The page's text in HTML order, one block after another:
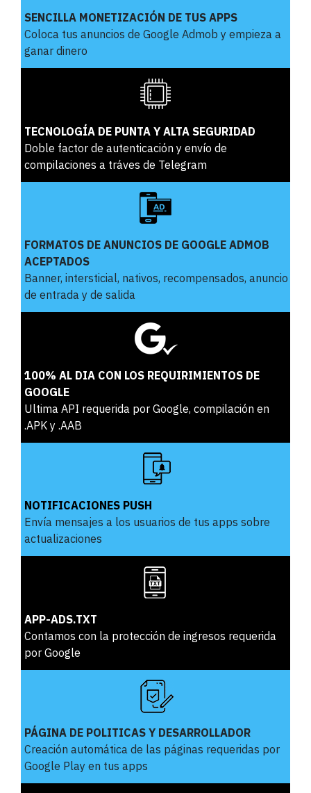
SENCILLA MONETIZACIÓN DE TUS APPS
Coloca tus anuncios de Google Admob y empieza a
ganar dinero
TECNOLOGÍA DE PUNTA Y ALTA SEGURIDAD
Doble factor de autenticación y envío de
compilaciones a tráves de Telegram
FORMATOS DE ANUNCIOS DE GOOGLE ADMOB
ACEPTADOS
Banner, intersticial, nativos, recompensados, anuncio
de entrada y de salida
100% AL DIA CON LOS REQUIRIMIENTOS DE
GOOGLE
Ultima API requerida por Google, compilación en
.APK y .AAB
NOTIFICACIONES PUSH
Envía mensajes a los usuarios de tus apps sobre
actualizaciones
APP-ADS.TXT
Contamos con la protección de ingresos requerida
por Google
PÁGINA DE POLITICAS Y DESARROLLADOR
Creación automática de las páginas requeridas por
Google Play en tus apps